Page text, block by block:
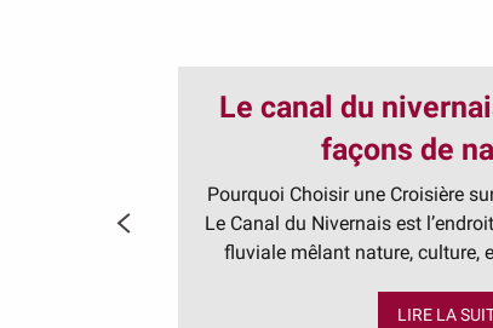
Le canal du
façons de
Pourquoi Choisir une Croisière
Le Canal du Nivernais est
fluviale mêlant nature, culture,
LIRE LA